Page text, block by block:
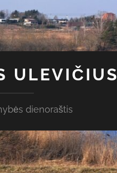
ULEVIČIUS
dienoraštis